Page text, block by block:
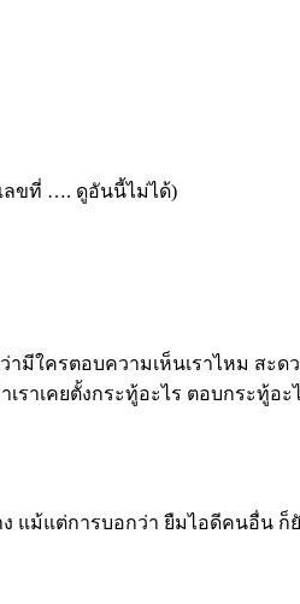
ลขที่ …. ดูอันนี้ไม่ได้)
ว่ามีใครตอบความเห็นเราไหม ส
ราเคยตั้งกระทู้อะไร ตอบกระทู้อ
ม้แต่การบอกว่า ยืมไอดีคนอื่น ก็ยั